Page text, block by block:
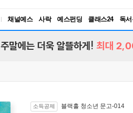
채널예스 사락 예스펀딩 클래스24
독
주말에는 더욱 알뜰하게! 최대
소득공제 블랙홀 청소년 문고-014